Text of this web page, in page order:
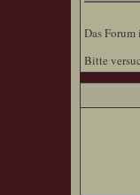
Das Forum
Bitte